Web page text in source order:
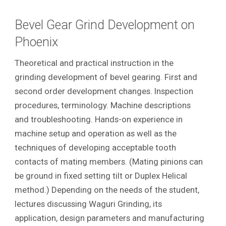
Bevel Gear Grind Development on
Phoenix
Theoretical and practical instruction in the
grinding development of bevel gearing. First and
second order development changes. Inspection
procedures, terminology. Machine descriptions
and troubleshooting. Hands-on experience in
machine setup and operation as well as the
techniques of developing acceptable tooth
contacts of mating members. (Mating pinions can
be ground in fixed setting tilt or Duplex Helical
method.) Depending on the needs of the student,
lectures discussing Waguri Grinding, its
application, design parameters and manufacturing